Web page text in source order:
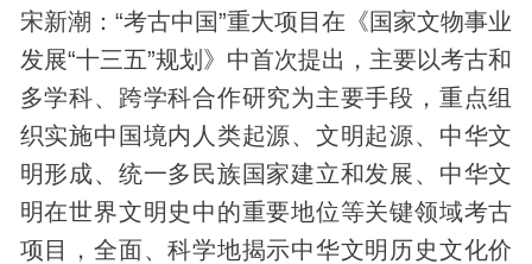
宋新潮：“考古中国”重大项目在《国家文物事业
发展“十三五”规划》中首次提出，主要以考古和
多学科、跨学科合作研究为主要手段，重点组
织实施中国境内人类起源、文明起源、中华文
明形成、统一多民族国家建立和发展、中华文
明在世界文明史中的重要地位等关键领域考古
项目，全面、科学地揭示中华文明 历史文化价